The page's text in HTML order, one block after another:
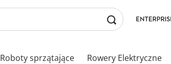
Roboty sprzątające Rowery Elektryczne